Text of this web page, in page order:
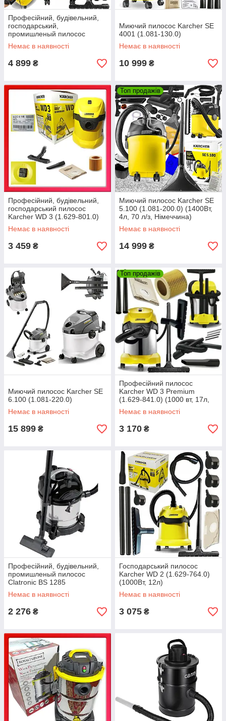
Професійний, будівельний,
господарський,
промишленый пилосос
KARCHER WD 4 (1.348-111.0)
Немає в наявності
4 899 ₴
Миючий пилосос Karcher SE
4001 (1.081-130.0)
Немає в наявності
10 999 ₴
Професійний, будівельний,
господарський пилосос
Karcher WD 3 (1.629-801.0)
(1000 вт, 17л, Румунія)
Немає в наявності
3 459 ₴
Топ продажів
Миючий пилосос Karcher SE
5.100 (1.081-200.0) (1400Вт,
4л, 70 л/з, Німеччина)
Немає в наявності
14 999 ₴
Миючий пилосос Karcher SE
6.100 (1.081-220.0)
Немає в наявності
15 899 ₴
Топ продажів
Професійний пилосос
Karcher WD 3 Premium
(1.629-841.0) (1000 вт, 17л,
Німеччина)
Немає в наявності
3 170 ₴
Професійний, будівельний,
промишленый пилосос
Clatronic BS 1285
Немає в наявності
2 276 ₴
Господарський пилосос
Karcher WD 2 (1.629-764.0)
(1000Вт, 12л)
Немає в наявності
3 075 ₴